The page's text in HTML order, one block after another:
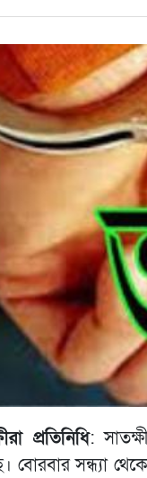
প্রতিনিধি:
বোরবার সন্ধ্যা